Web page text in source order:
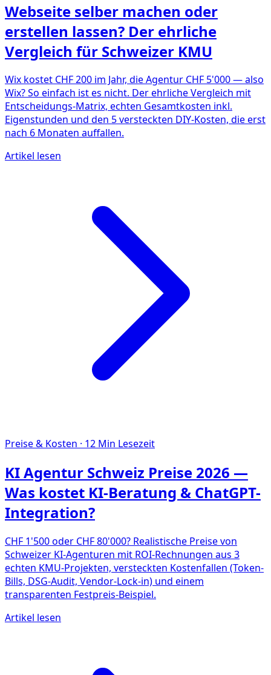
Webseite selber machen oder
erstellen lassen? Der ehrliche
Vergleich für Schweizer KMU
Wix kostet CHF 200 im Jahr, die Agentur CHF 5'000 — also
Wix? So einfach ist es nicht. Der ehrliche Vergleich mit
Entscheidungs-Matrix, echten Gesamtkosten inkl.
Eigenstunden und den 5 versteckten DIY-Kosten, die erst
nach 6 Monaten auffallen.
Artikel lesen
Preise & Kosten · 12 Min Lesezeit
KI Agentur Schweiz Preise 2026 —
Was kostet KI-Beratung & ChatGPT-
Integration?
CHF 1'500 oder CHF 80'000? Realistische Preise von
Schweizer KI-Agenturen mit ROI-Rechnungen aus 3
echten KMU-Projekten, versteckten Kostenfallen (Token-
Bills, DSG-Audit, Vendor-Lock-in) und einem
transparenten Festpreis-Beispiel.
Artikel lesen